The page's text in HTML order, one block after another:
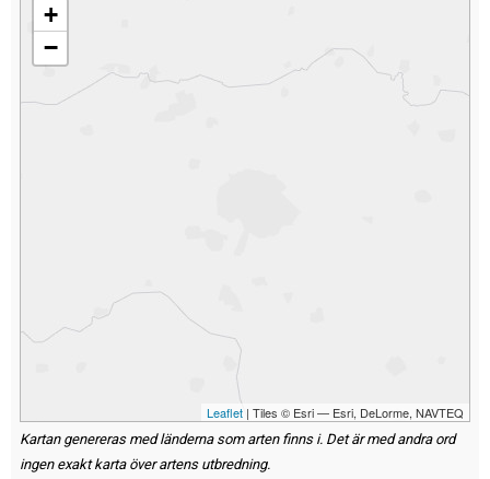
+
−
Leaflet | Tiles © Esri — Esri, DeLorme, NAVTEQ
Kartan genereras med länderna som arten finns i. Det är med andra ord
ingen exakt karta över artens utbredning.